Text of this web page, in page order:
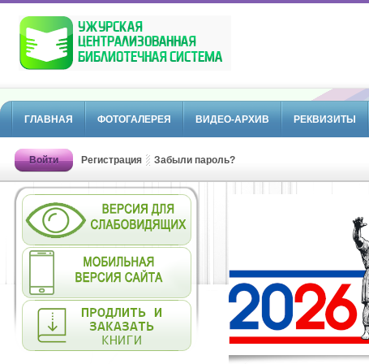
ГЛАВНАЯ ФОТОГАЛЕРЕЯ ВИДЕО-АРХИВ РЕКВИЗИТЫ
Войти Регистрация Забыли пароль?